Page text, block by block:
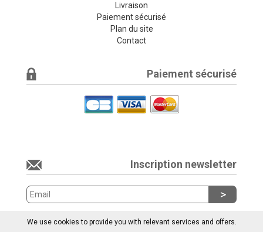
We use cookies to provide you with relevant services and offers.
Livraison
Paiement sécurisé
Plan du site
Contact
Paiement sécurisé
Inscription newsletter